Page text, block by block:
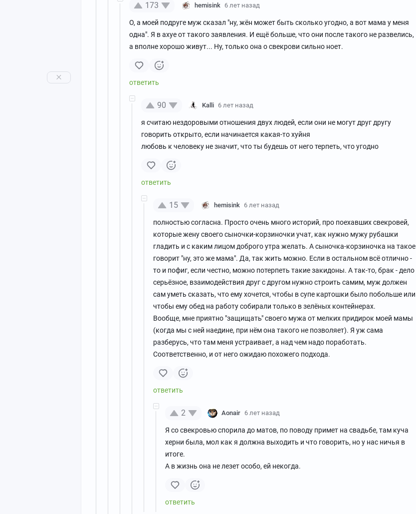
173 hemisink 6 лет назад
О, а моей подруге муж сказал "ну, жён может быть сколько угодно, а вот мама у меня
одна". Я в ахуе от такого заявления. И ещё больше, что они после такого не развелись,
а вполне хорошо живут... Ну, только она о свекрови сильно ноет.
90 Kalli 6 лет назад
я считаю нездоровыми отношения двух людей, если они не могут друг другу
говорить открыто, если начинается какая-то хуйня
любовь к человеку не значит, что ты будешь от него терпеть, что угодно
15 hemisink 6 лет назад
полностью согласна. Просто очень много историй, про поехавших свекровей,
которые жену своего сыночки-корзиночки учат, как нужно мужу рубашки
гладить и с каким лицом доброго утра желать. А сыночка-корзиночка на такое
говорит "ну, это же мама". Да, так жить можно. Если в остальном всё отлично -
то и пофиг, если честно, можно потерпеть такие закидоны. А так-то, брак - дело
серьёзное, взаимодействия друг с другом нужно строить самим, муж должен
сам уметь сказать, что ему хочется, чтобы в супе картошки было побольше или
чтобы ему обед на работу собирали только в зелёных контейнерах.
Вообще, мне приятно "защищать" своего мужа от мелких придирок моей мамы
(когда мы с ней наедине, при нём она такого не позволяет). Я уж сама
разберусь, что там меня устраивает, а над чем надо поработать.
Соответственно, и от него ожидаю похожего подхода.
2 Aonair 6 лет назад
Я со свекровью спорила до матов, по поводу примет на свадьбе, там куча
херни была, мол как я должна выходить и что говорить, но у нас ничья в
итоге.
А в жизнь она не лезет особо, ей некогда.